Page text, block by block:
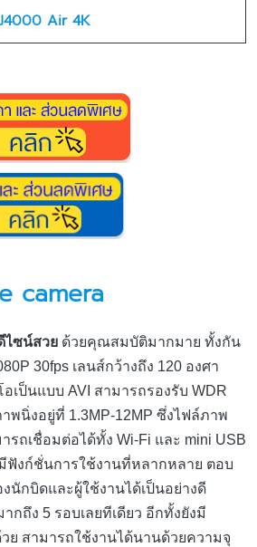
Air 4K
camera
ไซน์สวย ด้วยคุณสมบัติมากมาย ทั้งกัน
30fps เลนส์กว้างถึง 120 องศา
เป็นแบบ AVI สามารถรองรับ WDR
พนิ่งอยู่ที่ 1.3MP-12MP ซึ่งไฟล์ภาพ
รถเชื่อมต่อได้ทั้ง Wi-Fi และ mini USB
ฟังก์ชั่นการใช้งานที่หลากหลาย ตอบ
นักบิดและผู้ใช้งานได้เป็นอย่างดี
กถึง 5 รอบเลยทีเดียว อีกทั้งยังมี
วย สามารถใช้งานได้นานด้วยความจุ